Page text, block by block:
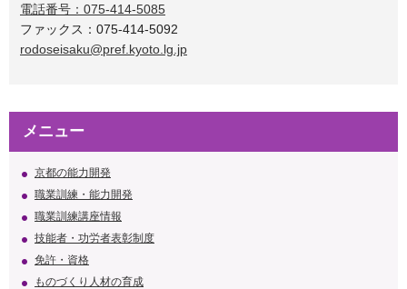
電話番号：075-414-5085
ファックス：075-414-5092
rodoseisaku@pref.kyoto.lg.jp
メニュー
京都の能力開発
職業訓練・能力開発
職業訓練講座情報
技能者・功労者表彰制度
免許・資格
ものづくり人材の育成